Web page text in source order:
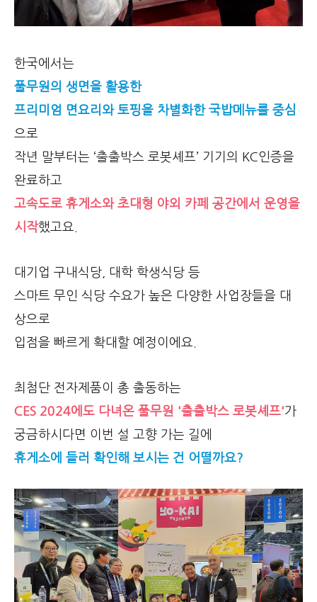
한국에서는
풀무원의 생면을 활용한
프리미엄 면요리와 토핑을 차별화한 국밥메뉴를 중심
으로
작년 말부터는 ‘출출박스 로봇셰프’ 기기의 KC인증을
완료하고
고속도로 휴게소와 초대형 야외 카페 공간에서 운영을
시작했고요.
대기업 구내식당, 대학 학생식당 등
스마트 무인 식당 수요가 높은 다양한 사업장들을 대
상으로
입점을 빠르게 확대할 예정이에요.
최첨단 전자제품이 총 출동하는
CES 2024에도 다녀온 풀무원 '출출박스 로봇셰프'가
궁금하시다면 이번 설 고향 가는 길에
휴게소에 들러 확인해 보시는 건 어떨까요?